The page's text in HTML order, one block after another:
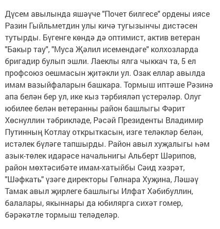
Дүсем авылында яшәүче "Почет билгесе" ордены иясе
Разин Гыйльметдин улы кичә тугызынчы дистәсен
тутырды. Бүгенге көндә дә оптимист, актив ветеран
"Бакыр тау", "Муса Җәлил исемендәге" колхозларда
бригадир булып эшли. Лаеклы ялга чыккач та, 5 ел
профсоюз оешмасын җитәкли ул. Озак еллар авылда
имам вазыйфаларын башкара. Тормыш иптәше Рәзинә
апа белән бер ул, ике кыз тәрбияләп үстерәләр. Олуг
юбилее белән ветеранны район башлыгы Фәрит
Хөснуллин тәбрикләде, Рәсәй Президенты Владимир
Путинның Котлау открыткасын, изге теләкләр белән,
истәлек бүләге тапшырды. Район авыл хуҗалыгы һәм
азык-төлек идарәсе начальнигы Альберт Шәрипов,
район мөхтәсибәте имам-хатыйбы Сәид хәзрәт,
"Шәфкать" үзәге директоры Гөлнара Хуҗина, Ләшәү
Тамак авыл җирлеге башлыгы Илфат Хәбибуллин,
балалары, якыннары да юбилярга сихәт гомер,
бәрәкәтле тормыш теләделәр.